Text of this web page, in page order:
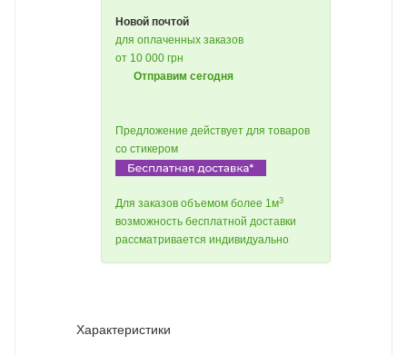
Новой почтой
для оплаченных заказов
от 10 000 грн
Отправим сегодня
Предложение действует для товаров
со стикером
Для заказов объемом более 1м3
возможность бесплатной доставки
рассматривается индивидуально
Характеристики